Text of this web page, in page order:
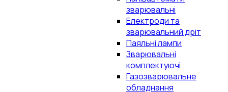
зварювальні
Електроди та
зварювальний дріт
Паяльні лампи
Зварювальні
комплектуючі
Газозварювальне
обладнання